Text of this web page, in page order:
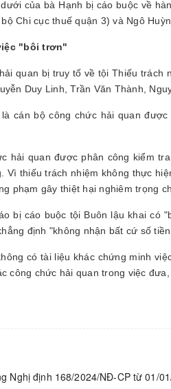
của bà Hạnh bị cáo buộc về
Chi cục thuế quận 3) và Ngô
"bôi trơn"
quan bị truy tố về tội Thiếu trách
Duy Linh, Trần Văn Thành,
cán bộ công chức hải quan
hải quan được phân công kiểm
Vì thiếu trách nhiệm không thực
phạm gây thiệt hại nghiêm trọng
bị cáo buộc tội Buôn lậu khai có
định "không nhận bất cứ số
có tài liệu khác chứng minh
công chức hải quan trong việc
Nghị định 168/2024/NĐ-CP từ 01/